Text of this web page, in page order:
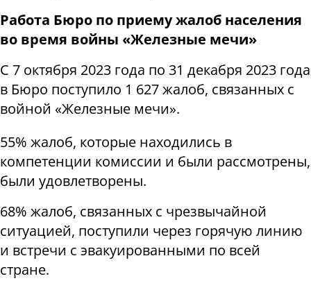
Работа Бюро по приему жалоб населения
во время войны «Железные мечи»
С 7 октября 2023 года по 31 декабря 2023 года
в Бюро поступило 1 627 жалоб, связанных с
войной «Железные мечи».
55% жалоб, которые находились в
компетенции комиссии и были рассмотрены,
были удовлетворены.
68% жалоб, связанных с чрезвычайной
ситуацией, поступили через горячую линию
и встречи с эвакуированными по всей
стране.